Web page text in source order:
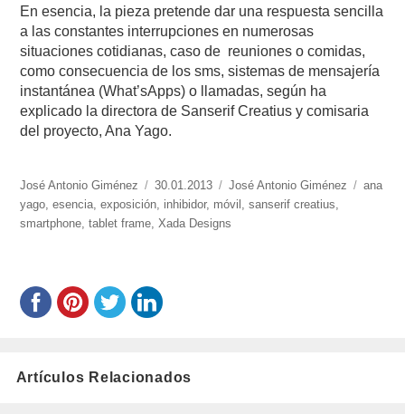
En esencia, la pieza pretende dar una respuesta sencilla
a las constantes interrupciones en numerosas
situaciones cotidianas, caso de reuniones o comidas,
como consecuencia de los sms, sistemas de mensajería
instantánea (What’sApps) o llamadas, según ha
explicado la directora de Sanserif Creatius y comisaria
del proyecto, Ana Yago.
https://www.experimenta.es/author/José%20Antonio%20Giménez/
José Antonio Giménez
Publicado
el
30.01.2013 Categorías
José Antonio Giménez
ana
yago ,esencia ,exposición inhibidor, móvil ,sanserif creatius
smartphone ,tablet frame ,Xada Designs
Artículos Relacionados